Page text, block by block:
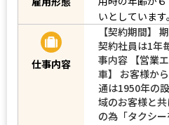
いとしています
仕事内容
【契約期間】
契約社員は1年
事内容 【営業
車】 お客様か
通は1950年の
域のお客様と
の為「タクシ